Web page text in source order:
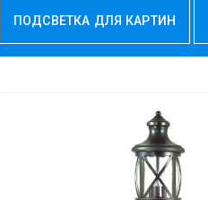
ПОДСВЕТКА ДЛЯ КАРТИН